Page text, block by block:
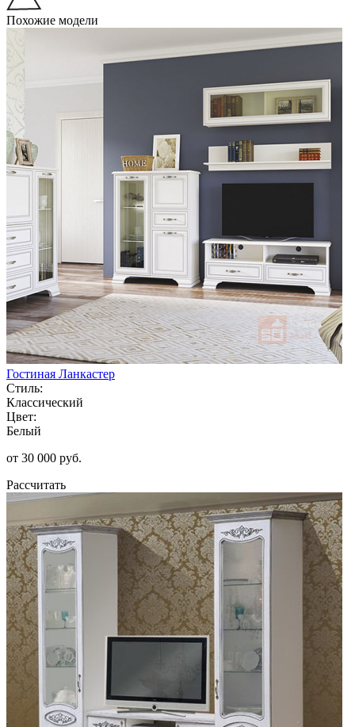
Похожие модели
Гостиная Ланкастер
Стиль:
Классический
Цвет:
Белый
от 30 000 руб.
Рассчитать